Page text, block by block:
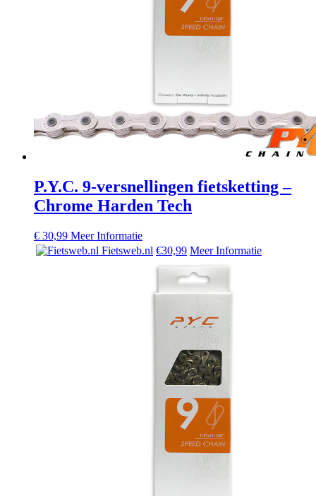
P.Y.C. 9-versnellingen fietsketting –
Chrome Harden Tech
€ 30,99 Meer Informatie
Fietsweb.nl €30,99 Meer Informatie